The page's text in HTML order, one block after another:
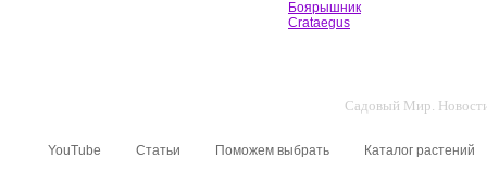
Боярышник
Crataegus
Садовый Мир. Новости
YouTube Статьи Поможем выбрать Каталог растений